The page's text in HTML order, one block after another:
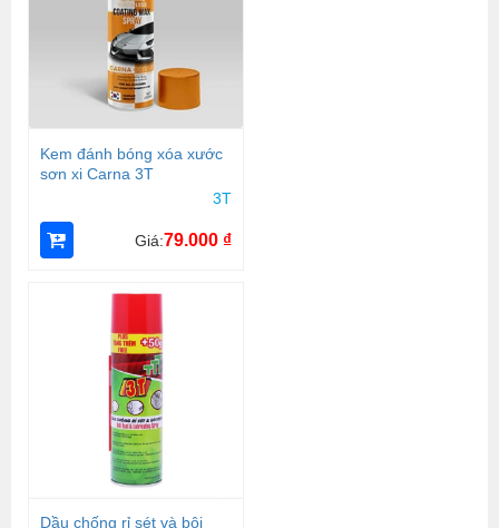
Kem đánh bóng xóa xước
sơn xi Carna 3T
3T
Giá:79.000 ₫
Dầu chống rỉ sét và bôi